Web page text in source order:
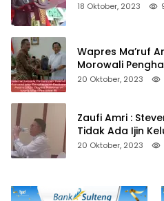
18 Oktober, 2023
Wapres Ma’ruf
Morowali
20 Oktober, 2023
Zaufi Amri :
Tidak Ada Ijin
20 Oktober, 2023